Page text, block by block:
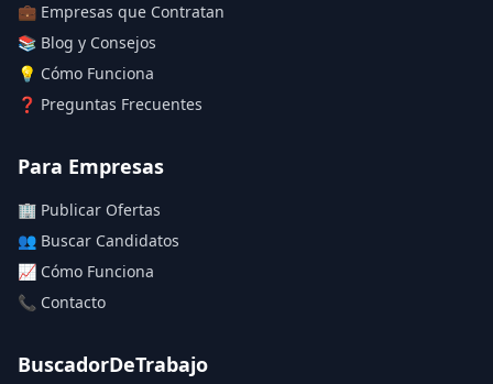
Aplicar filtros
💼 Empresas que Contratan
📚 Blog y Consejos
💡 Cómo Funciona
❓ Preguntas Frecuentes
Para Empresas
🏢 Publicar Ofertas
👥 Buscar Candidatos
📈 Cómo Funciona
📞 Contacto
BuscadorDeTrabajo